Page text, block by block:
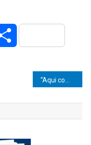
Share
“Aqui começa uma nova história”: Unimar recebe milhares de ingressantes e reafirma compromisso com a formação de excelência